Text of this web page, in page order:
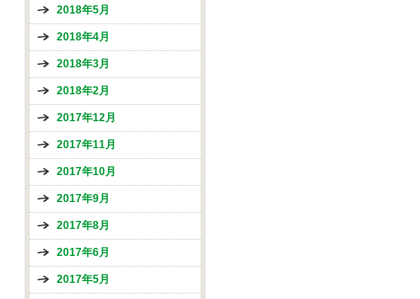
2018年5月
2018年4月
2018年3月
2018年2月
2017年12月
2017年11月
2017年10月
2017年9月
2017年8月
2017年6月
2017年5月